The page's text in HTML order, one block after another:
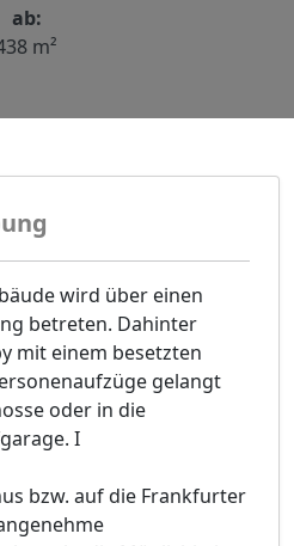
ab:
m²
wird über einen
betreten. Dahinter
mit einem besetzten
gelangt
oder in die
I
bzw. auf die Frankfurter